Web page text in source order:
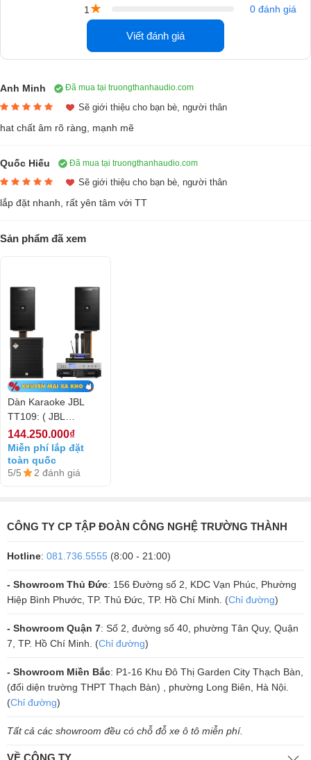
Loa karaoke JBL KP 6012 Mỹ (full bass 30cm, 2 loa 2 đường)
Còn hàng
53.450.000₫
-24%
5/5
4 đánh giá
Đặc điểm nổi bật
Loa JBL KP6012 kiểu dáng mạnh mẽ
Dải âm rộng từ 75 Hz – 20 KHz nên âm bass rất chắc và đều.
Công suất lớn đạt cực đại 1400W
Âm thanh chân thực hay, rõ ràng, sôi động
Micro JBL VM200 là một sản phẩm được sản xuất bởi thương hiệu nổi
những phiên bản micro trước đó nên sở hữu vẻ ngoài hiện đại, cao
cấp và cuốn hút.
Ngoài ra, loại micro này còn mang đến nhiều tính năng vượt trội như
gồm có 200 kênh tần số với phạm vi hoạt động lên đến 40m và khả
năng bắt âm cực kỳ chuẩn, kết hợp với độ chống hú rít 98% và độ bền
1★ 0 đánh giá
Viết đánh giá
Anh Minh Đã mua tại truongthanhaudio.com
Sẽ giới thiệu cho bạn bè, người thân
hat chất âm rõ ràng, mạnh mẽ
Quốc Hiếu Đã mua tại truongthanhaudio.com
Sẽ giới thiệu cho bạn bè, người thân
lắp đặt nhanh, rất yên tâm với TT
Sản phẩm đã xem
Dàn Karaoke JBL
TT109: ( JBL
KP6012, JBL VM200,
Vatasa V8pro, Vatasa
DKS1004, DT
Sigma118, VietK
144.250.000₫
Miễn phí lắp đặt
toàn quốc
5/5
2 đánh giá
CÔNG TY CP TẬP ĐOÀN CÔNG NGHỆ TRƯỜNG THÀNH
Hotline: 081.736.5555 (8:00 - 21:00)
- Showroom Thủ Đức: 156 Đường số 2, KDC Vạn Phúc, Phường
Hiệp Bình Phước, TP. Thủ Đức, TP. Hồ Chí Minh. (Chỉ đường)
- Showroom Quận 7: Số 2, đường số 40, phường Tân Quy, Quận
7, TP. Hồ Chí Minh. (Chỉ đường)
- Showroom Miền Bắc: P1-16 Khu Đô Thị Garden City Thạch Bàn,
(đối diện trường THPT Thạch Bàn) , phường Long Biên, Hà Nội.
(Chỉ đường)
Tất cả các showroom đều có chỗ đỗ xe ô tô miễn phí.